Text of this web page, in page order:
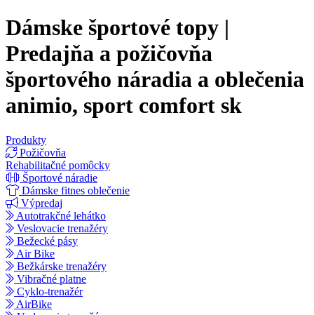
Dámske športové topy |
Predajňa a požičovňa
športového náradia a oblečenia
animio, sport comfort sk
Produkty
Požičovňa
Rehabilitačné pomôcky
Športové náradie
Dámske fitnes oblečenie
Výpredaj
Autotrakčné lehátko
Veslovacie trenažéry
Bežecké pásy
Air Bike
Bežkárske trenažéry
Vibračné platne
Cyklo-trenažér
AirBike